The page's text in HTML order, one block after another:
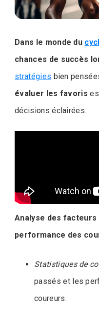
Dans le monde du
chances de succès
stratégies bien
évaluer les favoris
décisions éclairées.
Analyse des
performance des
Statistiques de
passés et les
coureurs.